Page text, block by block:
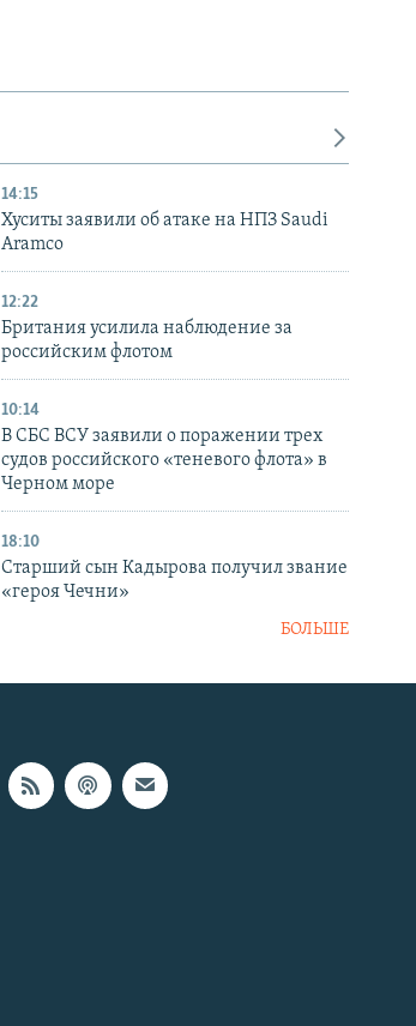
14:15
Хуситы заявили об атаке на НПЗ Saudi
Aramco
12:22
Британия усилила наблюдение за
российским флотом
10:14
В СБС ВСУ заявили о поражении трех
судов российского «теневого флота» в
Черном море
18:10
Старший сын Кадырова получил звание
«героя Чечни»
БОЛЬШЕ